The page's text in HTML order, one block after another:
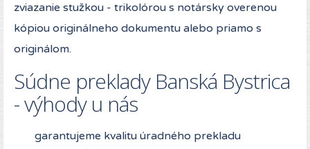
zviazanie stužkou - trikolórou s notársky overenou
kópiou originálneho dokumentu alebo priamo s
originálom.
Súdne preklady Banská Bystrica
- výhody u nás
garantujeme kvalitu úradného prekladu